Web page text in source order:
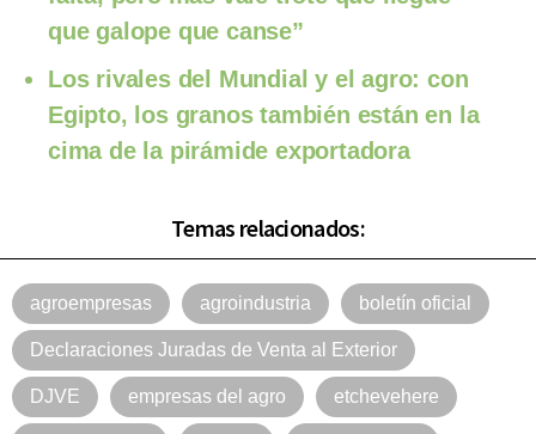
que galope que canse”
Los rivales del Mundial y el agro: con
Egipto, los granos también están en la
cima de la pirámide exportadora
Temas relacionados:
agroempresas agroindustria boletín oficial
Declaraciones Juradas de Venta al Exterior
DJVE empresas del agro etchevehere